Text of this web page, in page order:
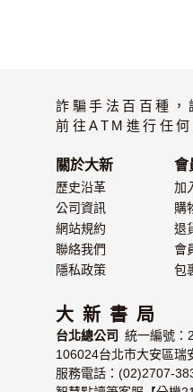
詐騙手法百百種
前往ATM進行任
關於大新
歷史沿革
公司資訊
網站規約
聯絡我們
隱私政策
會
加
購
退
會
包
大 新 書 局
台北總公司 統一編號：
106024台北市大安區瑞
服務電話：(02)2707-